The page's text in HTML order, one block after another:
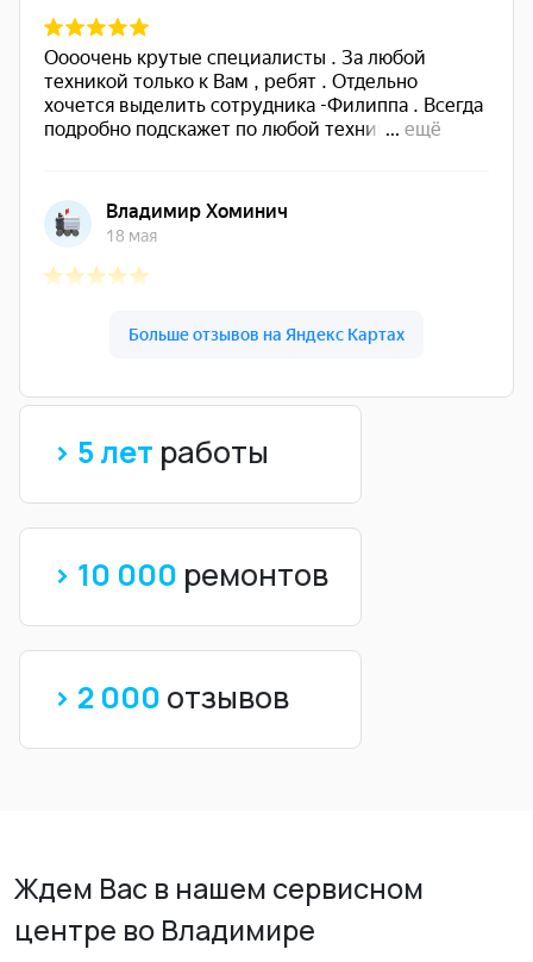
> 5 лет работы
> 10 000 ремонтов
> 2 000 отзывов
Ждем Вас в нашем сервисном
центре во Владимире